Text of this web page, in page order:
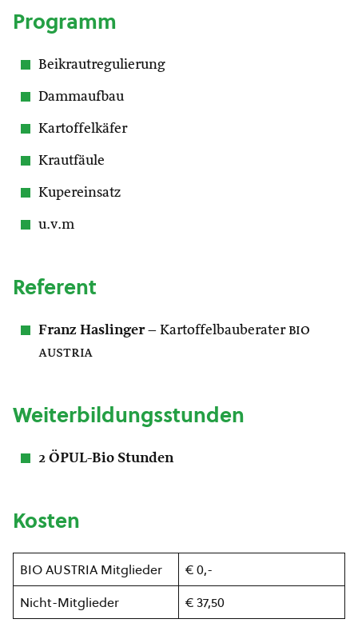
Programm
Beikrautregulierung
Dammaufbau
Kartoffelkäfer
Krautfäule
Kupereinsatz
u.v.m
Referent
Franz Haslinger– Kartoffelbauberater bio
austria
Weiterbildungsstunden
2 ÖPUL-Bio Stunden
Kosten
BIO AUSTRIA Mitglieder
€ 0,-
Nicht-Mitglieder
€ 37,50